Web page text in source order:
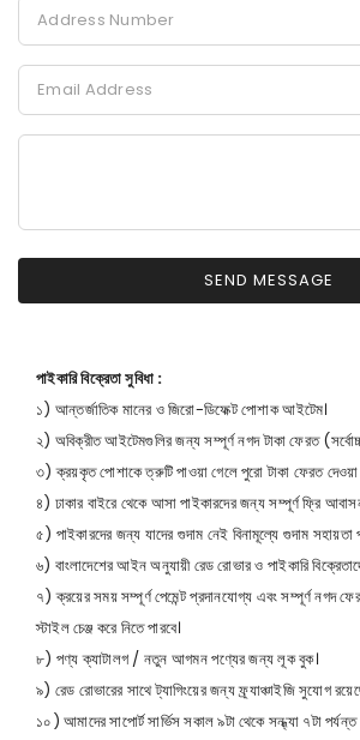
পাইকারি বিক্রেতা সুবিধা :
১) আন্তর্জাতিক মানের ও জিরো-ডিফেক্ট পোশাক আইটেম।
২) অবিক্রীত আইটেমগুলির জন্য সম্পূর্ণ নগদ টাকা ফেরত
৩) ক্রয়কৃত পোশাকে ত্রুটি পাওয়া গেলে পুরো টাকা ফেরত দেওয়া
৪) ঢাকার বাইরে থেকে আসা পাইকারদের জন্য সম্পূর্ণ ফ্রি
৫) পাইকারদের জন্য যাদের গুদাম নেই বিনামূল্যে গুদাম সহায়তা
৬) বাংলাদেশের আইন অনুযায়ী রেড রোভার ও পাইকারি
৭) ক্রয়ের সময় সম্পূর্ণ পেমেন্ট প্রদানযোগ্য এবং সম্পূর্ণ নগদ
স্টাইল চেঞ্জ করে নিতে পারবে।
৮) পণ্য ক্যাটালগ / নতুন আগমন পণ্যের জন্য লূক বুক।
৯) রেড রোভারের সাথে ট্যাগিংয়ের জন্য ফ্র্যাঞ্চাইজি সুযোগ
১০) আমাদের সাপোর্ট সার্ভিস সকাল ৯টা থেকে সন্ধ্যা ৭টা